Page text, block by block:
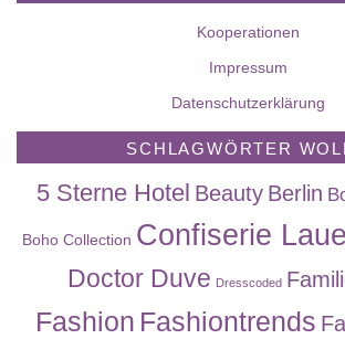
Kooperationen
Impressum
Datenschutzerklärung
SCHLAGWÖRTER
5 Sterne Hotel Beauty Berlin
Boho Collection Confiserie
Doctor Duve Dresscoded
Fashion Fashiontrends